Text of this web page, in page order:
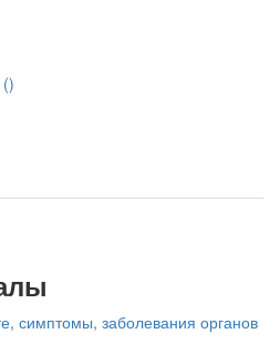
)
симптомы, заболевания органов